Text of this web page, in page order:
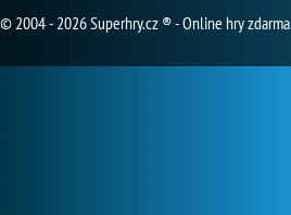
© 2004 - 2026 Superhry.cz ® - Online hry zdarma